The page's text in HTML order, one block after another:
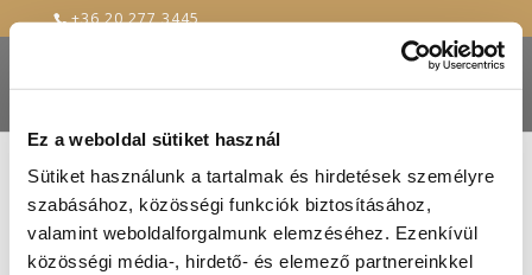
Ez a weboldal sütiket használ
Sütiket használunk a tartalmak és hirdetések személyre
szabásához, közösségi funkciók biztosításához,
valamint weboldalforgalmunk elemzéséhez. Ezenkívül
közösségi média-, hirdető- és elemező partnereinkkel
+36 20 277 3445
Családi/baráti összejövetelek a Renaissance
Étteremben
2017-jún-2|blog